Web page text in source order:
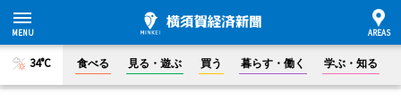
34°C 食べる 見る・遊ぶ 買う 暮らす・働く 学ぶ・知る